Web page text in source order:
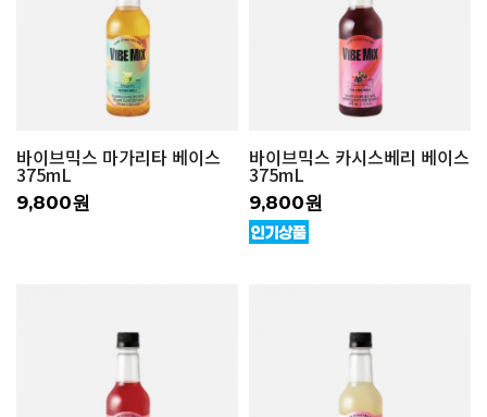
바이브믹스 마가리타 베이스
375mL
9,800원
바이브믹스 카시스베리 베이스
375mL
9,800원